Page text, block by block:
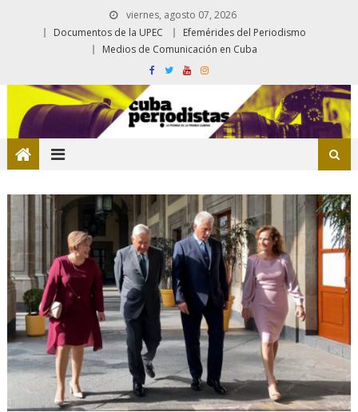
viernes, agosto 07, 2026
Documentos de la UPEC
Efemérides del Periodismo
Medios de Comunicación en Cuba